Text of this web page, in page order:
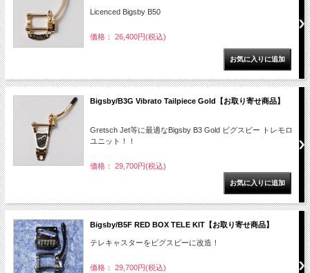
Licenced Bigsby B50
価格： 26,400円(税込)
Bigsby/B3G Vibrato Tailpiece Gold【お取り寄せ商品】
Gretsch Jet等に最適なBigsby B3 Gold ビグスビー トレモロ
ユニット！！
価格： 29,700円(税込)
Bigsby/B5F RED BOX TELE KIT【お取り寄せ商品】
テレキャスターをビグスビーに改造！
価格： 29,700円(税込)